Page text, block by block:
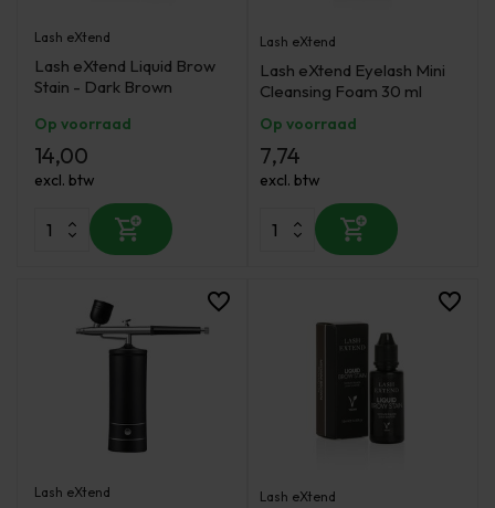
Lash eXtend
Lash eXtend Liquid Brow
Stain - Dark Brown
Op voorraad
14,00
excl. btw
Lash eXtend
Lash eXtend Eyelash Mini
Cleansing Foam 30 ml
Op voorraad
7,74
excl. btw
Lash eXtend Lash eXtend